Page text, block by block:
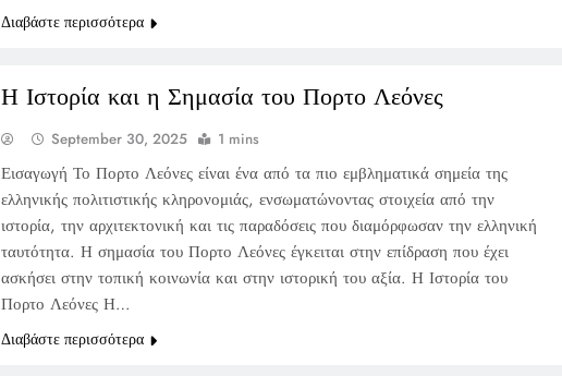
Διαβάστε περισσότερα
Η Ιστορία και η Σημασία του Πορτο Λεόνες
September 30, 2025 1 mins
Εισαγωγή Το Πορτο Λεόνες είναι ένα από τα πιο εμβληματικά σημεία της
ελληνικής πολιτιστικής κληρονομιάς, ενσωματώνοντας στοιχεία από την
ιστορία, την αρχιτεκτονική και τις παραδόσεις που διαμόρφωσαν την ελληνική
ταυτότητα. Η σημασία του Πορτο Λεόνες έγκειται στην επίδραση που έχει
ασκήσει στην τοπική κοινωνία και στην ιστορική του αξία. Η Ιστορία του
Πορτο Λεόνες Η…
Διαβάστε περισσότερα